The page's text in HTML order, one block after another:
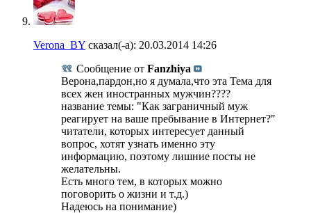
Verona_BY сказал(-а): 20.03.2014 14:26
Сообщение от Fanzhiya
Верона,пардон,но я думала,что эта Тема для
всех жен иностранных мужчин????
название темы: "Как заграничный муж
реагирует на ваше пребывание в Интернет?"
читатели, которых интересует данный
вопрос, хотят узнать именно эту
информацию, поэтому лишние посты не
желательны.
Есть много тем, в которых можно
поговорить о жизни и т.д.)
Надеюсь на понимание)